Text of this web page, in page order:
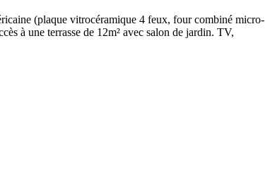
(plaque vitrocéramique 4 feux, four combiné micro-
à une terrasse de 12m² avec salon de jardin. TV,